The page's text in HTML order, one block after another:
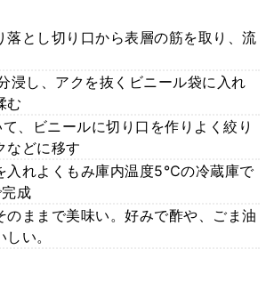
落とし切り口から表層の筋を取り、流
浸し、アクを抜くビニール袋に入れ
む
、ビニールに切り口を作りよく絞り
などに移す
入れよくもみ庫内温度5℃の冷蔵庫で
成
のままで美味い。好みで酢や、ごま油
い。